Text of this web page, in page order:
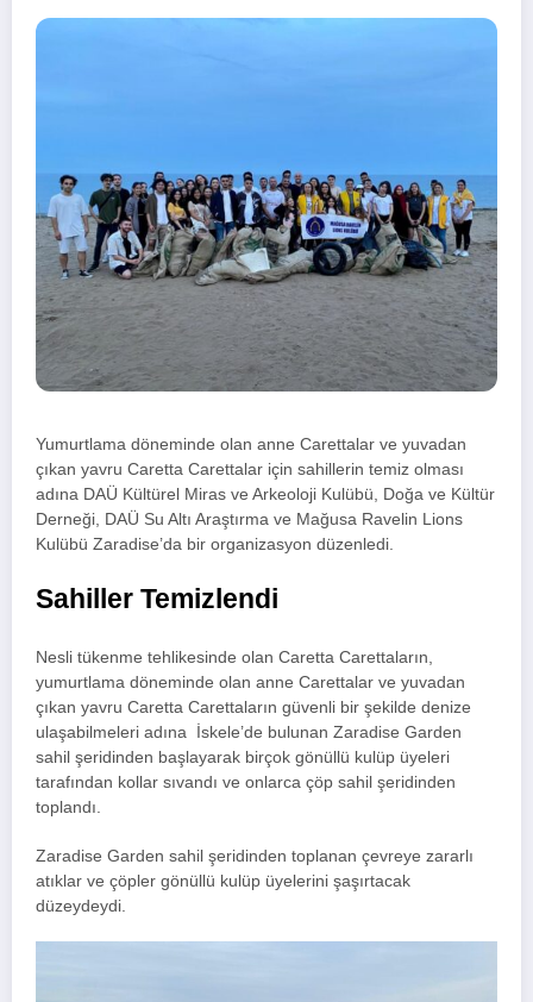
Yumurtlama döneminde olan anne Carettalar ve yuvadan
çıkan yavru Caretta Carettalar için sahillerin temiz olması
adına DAÜ Kültürel Miras ve Arkeoloji Kulübü, Doğa ve Kültür
Derneği, DAÜ Su Altı Araştırma ve Mağusa Ravelin Lions
Kulübü Zaradise’da bir organizasyon düzenledi.
Sahiller Temizlendi
Nesli tükenme tehlikesinde olan Caretta Carettaların,
yumurtlama döneminde olan anne Carettalar ve yuvadan
çıkan yavru Caretta Carettaların güvenli bir şekilde denize
ulaşabilmeleri adına İskele’de bulunan Zaradise Garden
sahil şeridinden başlayarak birçok gönüllü kulüp üyeleri
tarafından kollar sıvandı ve onlarca çöp sahil şeridinden
toplandı.
Zaradise Garden sahil şeridinden toplanan çevreye zararlı
atıklar ve çöpler gönüllü kulüp üyelerini şaşırtacak
düzeydeydi.